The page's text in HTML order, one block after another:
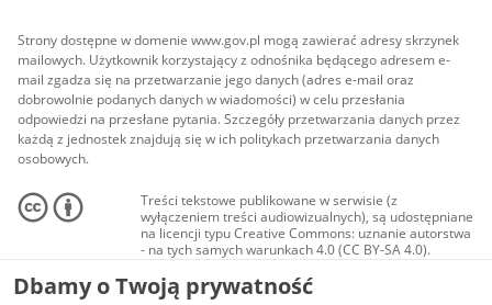
Strony dostępne w domenie www.gov.pl mogą zawierać adresy skrzynek
mailowych. Użytkownik korzystający z odnośnika będącego adresem e-
mail zgadza się na przetwarzanie jego danych (adres e-mail oraz
dobrowolnie podanych danych w wiadomości) w celu przesłania
odpowiedzi na przesłane pytania. Szczegóły przetwarzania danych przez
każdą z jednostek znajdują się w ich politykach przetwarzania danych
osobowych.
Treści tekstowe publikowane w serwisie (z
wyłączeniem treści audiowizualnych), są udostępniane
na licencji typu Creative Commons: uznanie autorstwa
- na tych samych warunkach 4.0 (CC BY-SA 4.0).
Materiały audiowizualne, w tym zdjęcia, materiały
audio i wideo, są udostępniane na licencji typu
Creative Commons: uznanie autorstwa użycie
Dbamy o Twoją prywatność